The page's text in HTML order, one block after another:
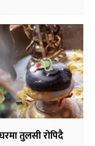
तुलसी रोपिदै